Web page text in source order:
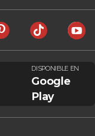
DISPONIBLE EN
Google
Play